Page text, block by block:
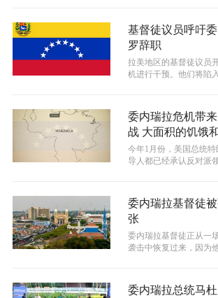
基督徒议员呼吁
罗辞职
拉美地区的基督徒议员
机进行干预。他们将陷
委内瑞拉危机带
战 大面积的饥饿
今年1月份，美国总统
导人都已经承认反对派
委内瑞拉基督徒
张
委内瑞拉基督徒正从一
袭击中恢复过来，因为
委内瑞拉总统马